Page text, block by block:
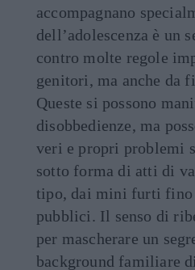
accompagnano
dell’adolescenza è un
contro molte regole
genitori, ma anche da
Queste si possono
disobbedienze, ma
veri e propri problemi
sotto forma di atti di
tipo, dai mini furti fino
pubblici. Il senso di
per mascherare un
background familiare